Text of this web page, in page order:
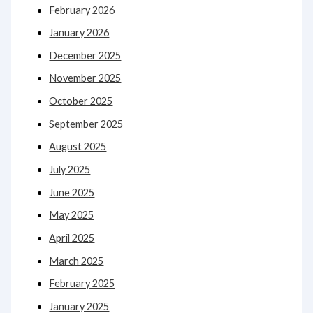
February 2026
January 2026
December 2025
November 2025
October 2025
September 2025
August 2025
July 2025
June 2025
May 2025
April 2025
March 2025
February 2025
January 2025